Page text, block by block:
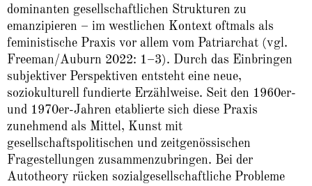
dominanten gesellschaftlichen Strukturen zu
emanzipieren – im westlichen Kontext oftmals als
feministische Praxis vor allem vom Patriarchat (vgl.
Freeman/Auburn 2022: 1–3). Durch das Einbringen
subjektiver Perspektiven entsteht eine neue,
soziokulturell fundierte Erzählweise. Seit den 1960er-
und 1970er-Jahren etablierte sich diese Praxis
zunehmend als Mittel, Kunst mit
gesellschaftspolitischen und zeitgenössischen
Fragestellungen zusammenzubringen. Bei der
Autotheory rücken sozialgesellschaftliche Probleme